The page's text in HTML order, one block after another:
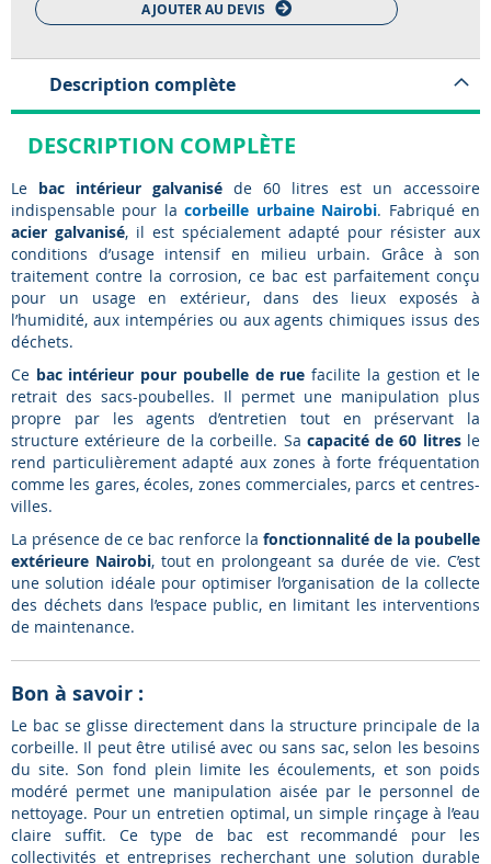
AJOUTER AU DEVIS
Description complète
DESCRIPTION COMPLÈTE
Le bac intérieur galvanisé de 60 litres est un accessoire
indispensable pour lacorbeille urbaine Nairobi. Fabriqué en
acier galvanisé, il est spécialement adapté pour résister aux
conditions d’usage intensif en milieu urbain. Grâce à son
traitement contre la corrosion, ce bac est parfaitement conçu
pour un usage en extérieur, dans des lieux exposés à
l’humidité, aux intempéries ou aux agents chimiques issus des
déchets.
Ce bac intérieur pour poubelle de rue facilite la gestion et le
retrait des sacs-poubelles. Il permet une manipulation plus
propre par les agents d’entretien tout en préservant la
structure extérieure de la corbeille. Sa capacité de 60 litresle
rend particulièrement adapté aux zones à forte fréquentation
comme les gares, écoles, zones commerciales, parcs et centres-
villes.
La présence de ce bac renforce la fonctionnalité de la poubelle
extérieure Nairobi, tout en prolongeant sa durée de vie. C’est
une solution idéale pour optimiser l’organisation de la collecte
des déchets dans l’espace public, en limitant les interventions
de maintenance.
Bon à savoir :
Le bac se glisse directement dans la structure principale de la
corbeille. Il peut être utilisé avec ou sans sac, selon les besoins
du site. Son fond plein limite les écoulements, et son poids
modéré permet une manipulation aisée par le personnel de
nettoyage. Pour un entretien optimal, un simple rinçage à l’eau
claire suffit. Ce type de bac est recommandé pour les
collectivités et entreprises recherchant une solution durable